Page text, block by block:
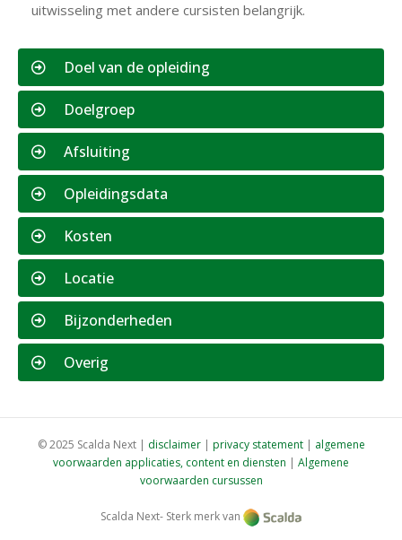
uitwisseling met andere cursisten belangrijk.
Doel van de opleiding
Doelgroep
Afsluiting
Opleidingsdata
Kosten
Locatie
Bijzonderheden
Overig
© 2025 Scalda Next | disclaimer| privacy statement| algemene
voorwaarden applicaties, content en diensten | Algemene
voorwaarden cursussen
Scalda Next- Sterk merk van